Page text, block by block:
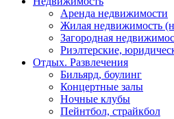
Аренда недвижимости
Жилая недвижимость
Загородная
Риэлтерские,
Отдых. Развлечения
Бильярд, боулинг
Концертные залы
Ночные клубы
Пейнтбол, страйкбол